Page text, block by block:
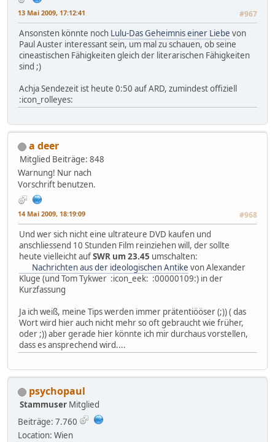
13 Mai 2009, 17:12:41 #967
Ansonsten könnte noch Lulu-Das Geheimnis einer Liebe von
Paul Auster interessant sein, um mal zu schauen, ob seine
cineastischen Fähigkeiten gleich der literarischen Fähigkeiten
sind ;)
Achja Sendezeit ist heute 0:50 auf ARD, zumindest offiziell
:icon_rolleyes:
a deer
Mitglied Beiträge: 848
Warnung! Nur nach
Vorschrift benutzen.
14 Mai 2009, 18:19:09 #968
Und wer sich nicht eine ultrateure DVD kaufen und
anschliessend 10 Stunden Film reinziehen will, der sollte
heute vielleicht aufSWR um 23.45 umschalten:
Nachrichten aus der ideologischen Antike von Alexander
Kluge (und Tom Tykwer :icon_eek: :00000109:) in der
Kurzfassung
Ja ich weiß, meine Tips werden immer prätentiööser (;)) ( das
Wort wird hier auch nicht mehr so oft gebraucht wie früher,
oder ;)) aber gerade hier könnte ich mir durchaus vorstellen,
dass es ansprechend wird....
psychopaul
Stammuser Mitglied
Beiträge: 7.760
Location: Wien